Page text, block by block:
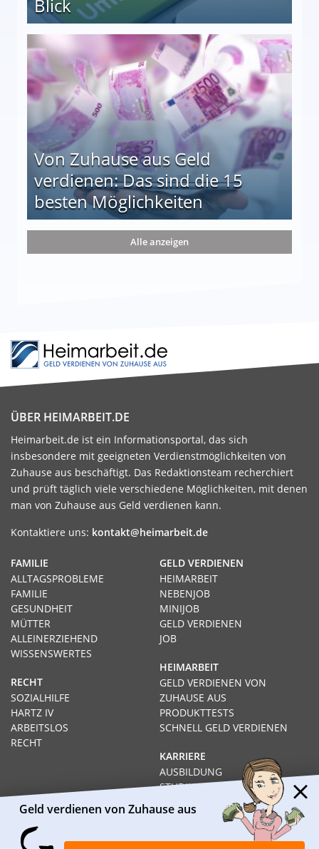
Blick
auf einen Blick
Von Zuhause aus Geld
verdienen: Das sind die 15
besten Möglichkeiten
die 15 besten Möglichkeiten
Alle anzeigen
ÜBER HEIMARBEIT.DE
Heimarbeit.de ist ein Informationsportal, das sich
insbesondere mit geeigneten Verdienstmöglichkeiten von
Zuhause aus beschäftigt. Das Redaktionsteam recherchiert
und prüft täglich viele verschiedene Möglichkeiten, mit denen
man von Zuhause aus Geld verdienen kann.
Kontaktiere uns: kontakt@heimarbeit.de
GELD VERDIENEN
HEIMARBEIT
NEBENJOB
MINIJOB
GELD VERDIENEN
JOB
HEIMARBEIT
GELD VERDIENEN VON
ZUHAUSE AUS
PRODUKTTESTS
SCHNELL GELD VERDIENEN
KARRIERE
AUSBILDUNG
STUDIUM
GEHÄLTER
FAMILIE
ALLTAGSPROBLEME
FAMILIE
GESUNDHEIT
MÜTTER
ALLEINERZIEHEND
WISSENSWERTES
RECHT
SOZIALHILFE
HARTZ IV
ARBEITSLOS
RECHT
Geld verdienen von Zuhause aus